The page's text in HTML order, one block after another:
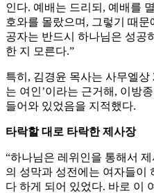
인다. 예배는 드리되, 예배를
호와를 몰랐으며, 그렇기 때
공자는 반드시 하나님은 성공
한 지 모른다.”
특히, 김경윤 목사는 사무엘상
는 여인’이라는 근거해, 이방
들어와 있었음을 지적했다.
타락할 대로 타락한 제사장
“하나님은 레위인을 통해서
의 성막과 성전에는 여자들이
다 하게 되어 있었다. 바로 이